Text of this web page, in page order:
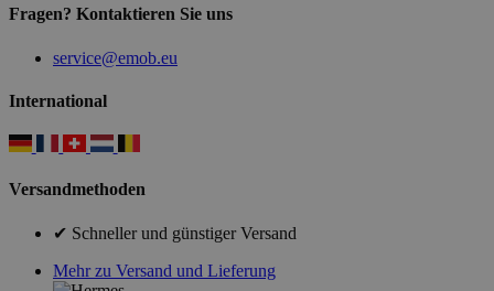
Fragen? Kontaktieren Sie uns
service@emob.eu
International
Versandmethoden
✔ Schneller und günstiger Versand
Mehr zu Versand und Lieferung